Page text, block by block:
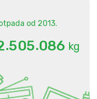
od 2013.
.505.086 kg